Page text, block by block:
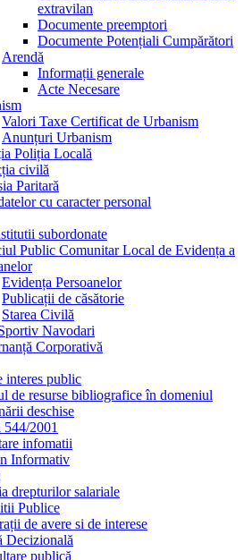
extravilan
Documente preemptori
Documente Potențiali Cumpărători
Arendă
Informații generale
Acte Necesare
Valori Taxe Certificat de Urbanism
Anunțuri Urbanism
Poliția Locală
civilă
Paritară
cu caracter personal
subordonate
Public Comunitar Local de Evidența a
Evidența Persoanelor
Publicații de căsătorie
Starea Civilă
Navodari
Corporativă
interes public
de resurse bibliografice în domeniul
deschise
544/2001
infomatii
Informativ
drepturilor salariale
Publice
de avere si de interese
Decizională
publică